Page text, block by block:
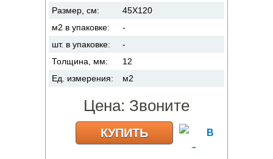
Размер, см:
45X120
м2 в упаковке:
-
шт. в упаковке:
-
Толщина, мм:
12
Ед. измерения:
м2
Цена: Звоните
КУПИТЬ